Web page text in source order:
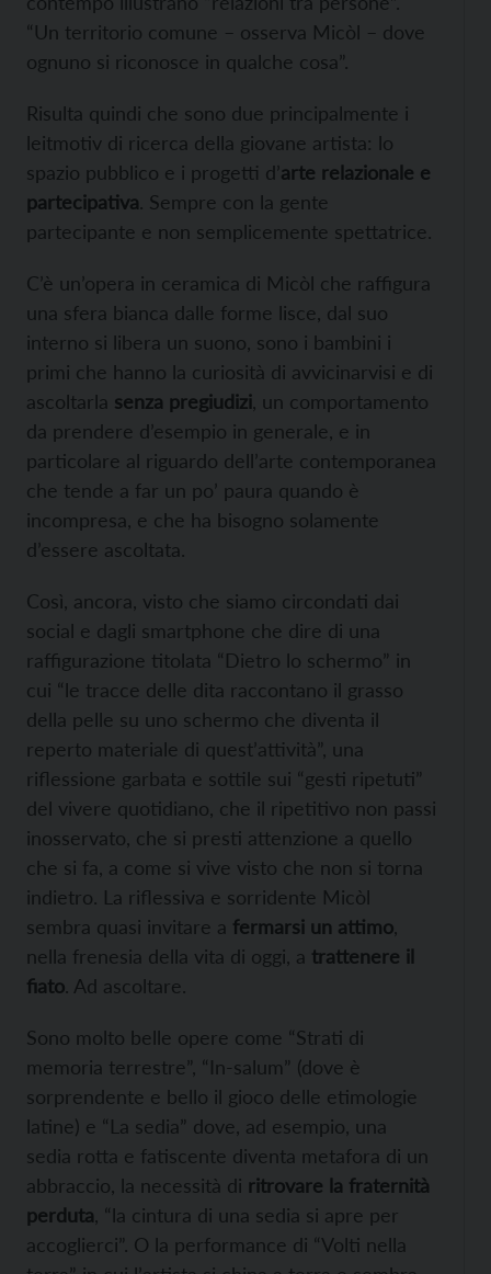
“Un territorio comune – osserva Micòl – dove
ognuno si riconosce in qualche cosa”.
Risulta quindi che sono due principalmente i
leitmotiv di ricerca della giovane artista: lo
spazio pubblico e i progetti d’arte relazionale e
partecipativa. Sempre con la gente
partecipante e non semplicemente spettatrice.
C’è un’opera in ceramica di Micòl che raffigura
una sfera bianca dalle forme lisce, dal suo
interno si libera un suono, sono i bambini i
primi che hanno la curiosità di avvicinarvisi e di
ascoltarla senza pregiudizi , un comportamento
da prendere d’esempio in generale, e in
particolare al riguardo dell’arte contemporanea
che tende a far un po’ paura quando è
incompresa, e che ha bisogno solamente
d’essere ascoltata.
Così, ancora, visto che siamo circondati dai
social e dagli smartphone che dire di una
raffigurazione titolata “Dietro lo schermo” in
cui “le tracce delle dita raccontano il grasso
della pelle su uno schermo che diventa il
reperto materiale di quest’attività”, una
riflessione garbata e sottile sui “gesti ripetuti”
del vivere quotidiano, che il ripetitivo non passi
inosservato, che si presti attenzione a quello
che si fa, a come si vive visto che non si torna
indietro. La riflessiva e sorridente Micòl
sembra quasi invitare a fermarsi un attimo
nella frenesia della vita di oggi, a trattenere il
fiato. Ad ascoltare.
Sono molto belle opere come “Strati di
memoria terrestre”, “In-salum” (dove è
sorprendente e bello il gioco delle etimologie
latine) e “La sedia” dove, ad esempio, una
sedia rotta e fatiscente diventa metafora di un
abbraccio, la necessità di ritrovare la fraternità
perduta , “la cintura di una sedia si apre per
accoglierci”. O la performance di “Volti nella